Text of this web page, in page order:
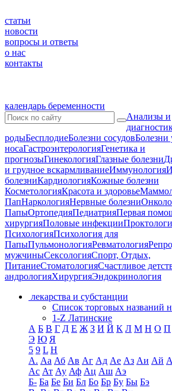
статьи
новости
вопросы и ответы
о нас
контакты
календарь беременности
Анализы и
родыБесплодиеБолезни сосудовБолезни
носаГастроэнтерологияГенетика и
прогнозыГинекологияГлазные болезни
и грудное вскармливаниеИммунология
болезниКардиологияКожные болезни
КосметологияКрасота и здоровье
ПапНаркологияНервные болезни
ПапыОртопедияПедиатрияПервая
хирургияПоловые инфекции
ПсихологияПсихология для
ПапыПульмонологияРевматология
мужчиныСексологияСпорт, Отдых,
ПитаниеСтоматологияСчастливое
андрологияХирургияЭндокринология
лекарства и субстанции
Список торговых названий
1-Z Латинские
А Б В Г Д Е Ж З И Й К Л М Н О П
Э Ю Я
5 9 L H
А. Аа Аб Ав Аг Ад Ае Аз Аи Ай
Ас Ат Ау Аф Ац Аш Аэ
Б- Ба Бе Би Бл Бо Бр Бу Бы Бэ